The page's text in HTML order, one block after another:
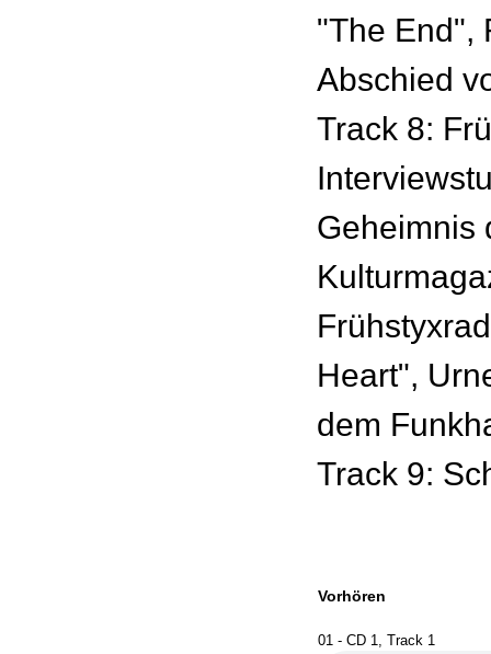
"The End",
Abschied
Track 8:
Geheimnis
Heart",
dem
Track 9:
Vorhören
01 - CD 1, Track 1